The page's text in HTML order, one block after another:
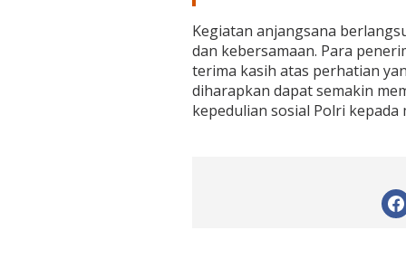
S
o
s
i
a
l
Kegiatan anjangsana
dan kebersamaan. Para
terima kasih atas perhatian
diharapkan dapat semakin
kepedulian sosial Polri kepada